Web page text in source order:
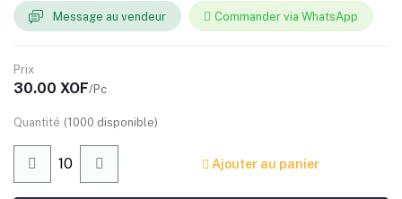
Message au vendeur
Commander via WhatsApp
Prix
30.00 XOF/Pc
Quantité (1000 disponible)
Ajouter au panier